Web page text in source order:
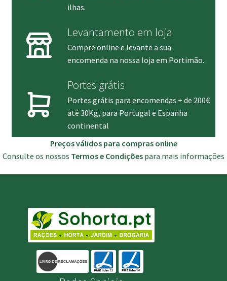
ilhas.
Levantamento em loja
Compre online e levante a sua
encomenda na nossa loja em Portimão.
Portes grátis
Portes grátis para encomendas + de 200€
até 30Kg, para Portugal e Espanha
continental
Preços válidos para compras online
Consulte os nossos Termos e Condições para mais informações